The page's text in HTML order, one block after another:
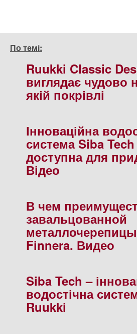
По темі:
Ruukki Classic
виглядає чудово
якій покрівлі
Інноваційна
система Siba
доступна для
Відео
В чем
завальцованной
Finnera. Видео
Siba Tech –
водостічна
Ruukki